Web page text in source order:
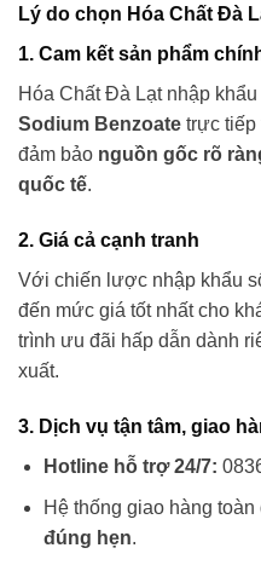
Lý do chọn Hóa Chất Đà
1. Cam kết sản phẩm
Hóa Chất Đà Lạt nhập
Sodium Benzoate trực tiếp
đảm bảo nguồn gốc rõ
quốc tế.
2. Giá cả cạnh tranh
Với chiến lược nhập khẩu
đến mức giá tốt nhất cho
trình ưu đãi hấp dẫn dành
xuất.
3. Dịch vụ tận tâm, giao
Hotline hỗ trợ 24/7:
Hệ thống giao hàng
đúng hẹn.